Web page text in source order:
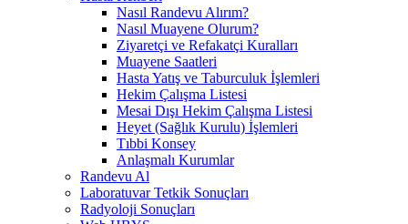
Nasıl Randevu Alırım?
Nasıl Muayene Olurum?
Ziyaretçi ve Refakatçi Kuralları
Muayene Saatleri
Hasta Yatış ve Taburculuk İşlemleri
Hekim Çalışma Listesi
Mesai Dışı Hekim Çalışma Listesi
Heyet (Sağlık Kurulu) İşlemleri
Tıbbi Konsey
Anlaşmalı Kurumlar
Randevu Al
Laboratuvar Tetkik Sonuçları
Radyoloji Sonuçları